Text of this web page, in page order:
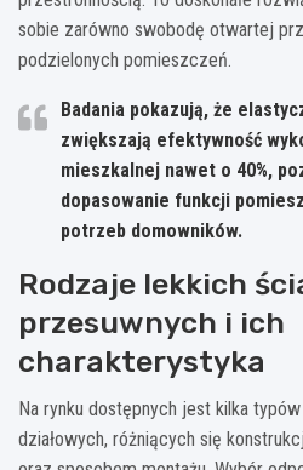
sobie zarówno swobodę otwartej
podzielonych pomieszczeń.
Badania pokazują, że
zwiększają efektywność
mieszkalnej nawet o 40%,
dopasowanie funkcji
potrzeb domowników.
Rodzaje lekkich
przesuwnych i ich
charakterystyka
Na rynku dostępnych jest kilka
działowych, różniących się